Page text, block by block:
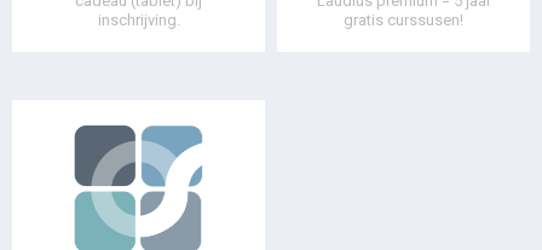
inschrijving.
gratis curssusen!